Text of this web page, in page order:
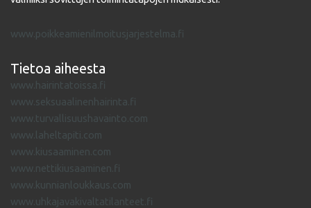
www.poikkeamienilmoitusjarjestelma.fi
Tietoa aiheesta
www.hairintatoissa.fi
www.seksuaalinenhairinta.fi
www.turvallisuushavainto.com
www.laheltapiti.com
www.kiusaaminen.com
www.nettikiusaaminen.fi
www.kunnianloukkaus.com
www.uhkajavakivaltatilanteet.fi